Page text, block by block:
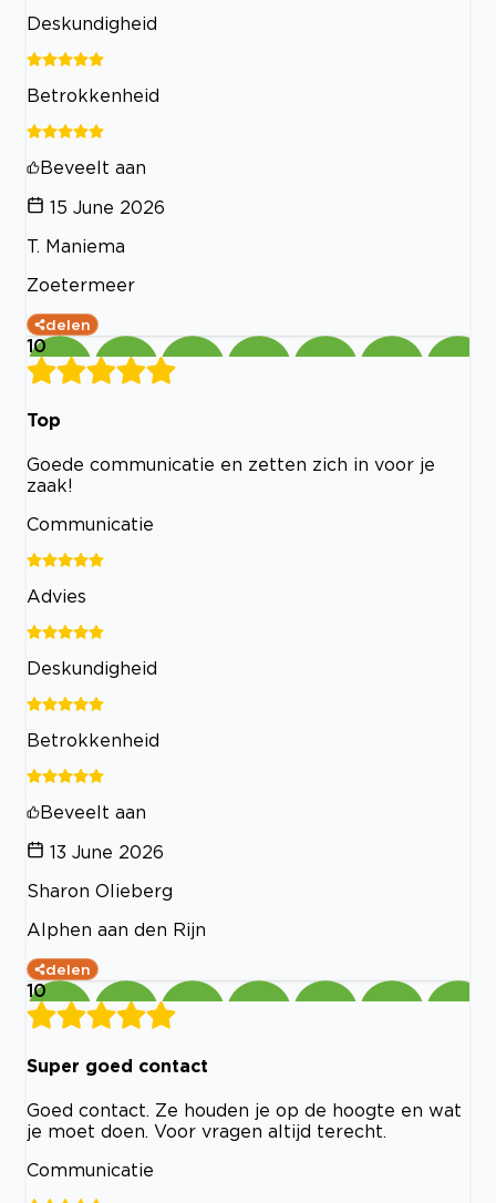
Deskundigheid
Betrokkenheid
Beveelt aan
15 June 2026
T. Maniema
Zoetermeer
delen
10
Top
Goede communicatie en zetten zich in voor je
zaak!
Communicatie
Advies
Deskundigheid
Betrokkenheid
Beveelt aan
13 June 2026
Sharon Olieberg
Alphen aan den Rijn
delen
10
Super goed contact
Goed contact. Ze houden je op de hoogte en wat
je moet doen. Voor vragen altijd terecht.
Communicatie